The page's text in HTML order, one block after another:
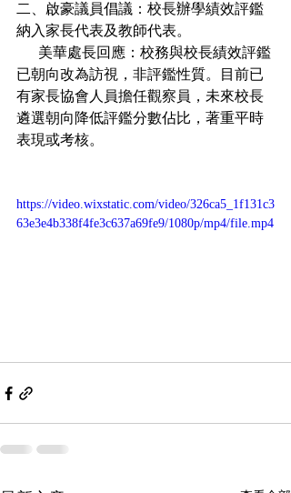
二、啟豪議員倡議：校長辦學績效評鑑
納入家長代表及教師代表。
已朝向改為訪視，非評鑑性質。目前已
有家長協會人員擔任觀察員，未來校長
遴選朝向降低評鑑分數佔比，著重平時
表現或考核。
https://video.wixstatic.com/video/326ca5_1f131c3
63e3e4b338f4fe3c637a69fe9/1080p/mp4/file.mp4